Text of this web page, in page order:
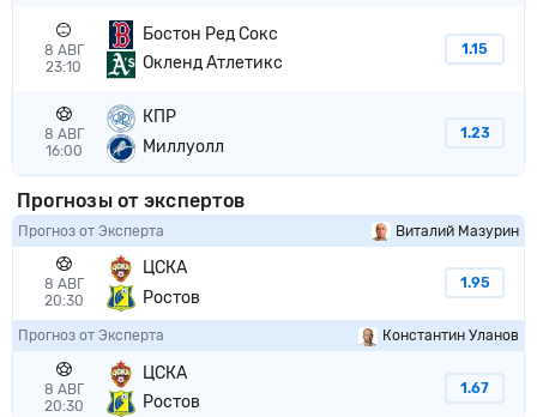
8 АВГ
23:10
Бостон Ред Сокс
Окленд Атлетикс
1.15
8 АВГ
16:00
КПР
Миллуолл
1.23
Прогнозы от экспертов
Прогноз от Эксперта Виталий Мазурин
8 АВГ
20:30
ЦСКА
Ростов
1.95
Прогноз от Эксперта Константин Уланов
8 АВГ
20:30
ЦСКА
Ростов
1.67